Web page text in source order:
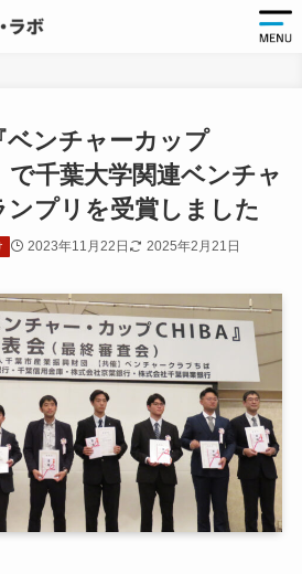
ベンチャーカップ
で千葉大学関連ベンチャ
ンプリを受賞しました
2023年11月22日 2025年2月21日